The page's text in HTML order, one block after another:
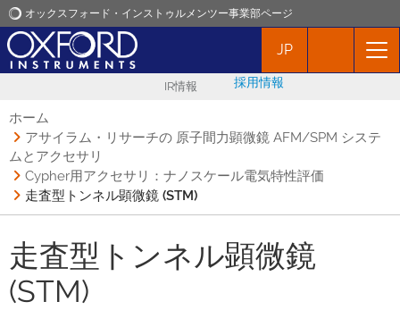
オックスフォード・インストゥルメンツー事業部ページ
オックスフォード・インストゥルメンツ
イベント
JP
IR情報 採用情報
ホーム
アサイラム・リサーチの 原子間力顕微鏡 AFM/SPM システ
ムとアクセサリ
Cypher用アクセサリ：ナノスケール電気特性評価
走査型トンネル顕微鏡 (STM)
走査型トンネル顕微鏡
(STM)